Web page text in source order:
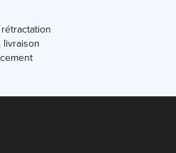
livraison